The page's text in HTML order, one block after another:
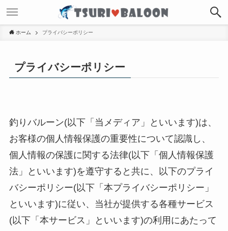
ホーム プライバシーポリシー
プライバシーポリシー
釣りバルーン(以下「当メディア」といいます)は、
お客様の個人情報保護の重要性について認識し、
個人情報の保護に関する法律(以下「個人情報保護
法」といいます)を遵守すると共に、以下のプライ
バシーポリシー(以下「本プライバシーポリシー」
といいます)に従い、当社が提供する各種サービス
(以下「本サービス」といいます)の利用にあたって